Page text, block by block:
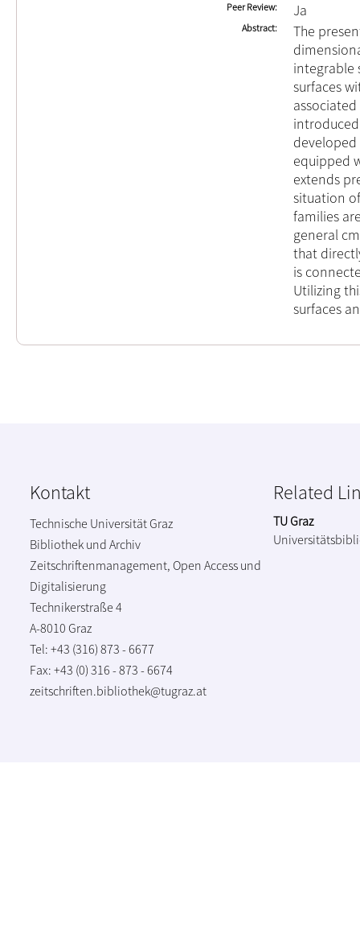
Peer Review Ja
Abstract
The
integrable
surfaces
equipped
extends
situation
families
general
that
is
Utilizing
surfaces
Kontakt
Technische Universität Graz
Bibliothek und Archiv
Zeitschriftenmanagement, Open Access und
Digitalisierung
Technikerstraße 4
A-8010 Graz
Tel: +43 (316) 873 - 6677
Fax: +43 (0) 316 - 873 - 6674
zeitschriften.bibliothek@tugraz.at
Related
TU Graz